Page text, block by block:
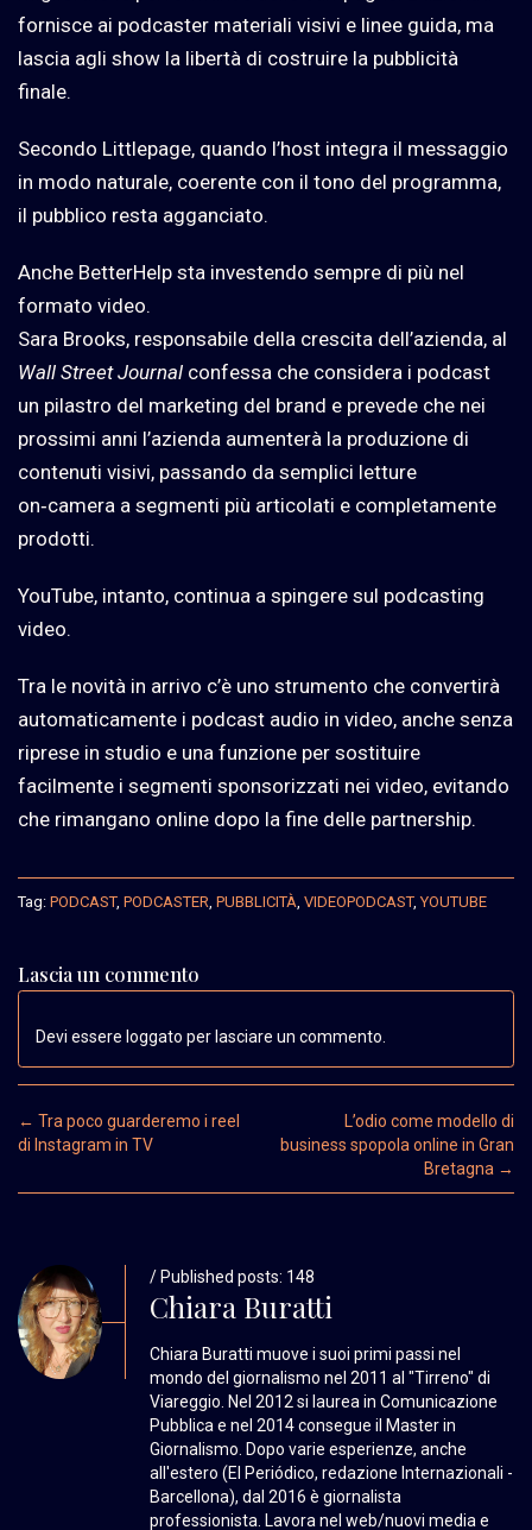
fornisce ai podcaster materiali visivi e linee guida, ma
lascia agli show la libertà di costruire la pubblicità
finale.
Secondo Littlepage, quando l’host integra il messaggio
in modo naturale, coerente con il tono del programma,
il pubblico resta agganciato.
Anche BetterHelp sta investendo sempre di più nel
formato video.
Sara Brooks, responsabile della crescita dell’azienda, al
Wall Street Journal confessa che considera i podcast
un pilastro del marketing del brand e prevede che nei
prossimi anni l’azienda aumenterà la produzione di
contenuti visivi, passando da semplici letture
on‑camera a segmenti più articolati e completamente
prodotti.
YouTube, intanto, continua a spingere sul podcasting
video.
Tra le novità in arrivo c’è uno strumento che convertirà
automaticamente i podcast audio in video, anche senza
riprese in studio e una funzione per sostituire
facilmente i segmenti sponsorizzati nei video, evitando
che rimangano online dopo la fine delle partnership.
Tag: PODCAST, PODCASTER, PUBBLICITÀ, VIDEOPODCAST,YOUTUBE
Lascia un commento
Devi essere loggato per lasciare un commento.
Post navigation
← Tra poco guarderemo i reel
di Instagram in TV
L’odio come modello di
business spopola online in Gran
Bretagna →
/ Published posts: 148
Chiara Buratti
Chiara Buratti muove i suoi primi passi nel
mondo del giornalismo nel 2011 al "Tirreno" di
Viareggio. Nel 2012 si laurea in Comunicazione
Pubblica e nel 2014 consegue il Master in
Giornalismo. Dopo varie esperienze, anche
all'estero (El Periódico, redazione Internazionali -
Barcellona), dal 2016 è giornalista
professionista. Lavora nel web/nuovi media e